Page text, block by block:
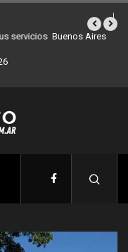
y ya son 90 en toda la